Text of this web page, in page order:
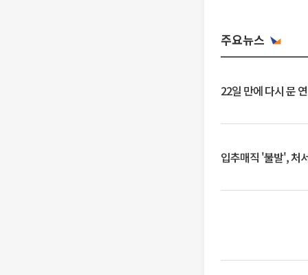
주요뉴스
22일 만에 다시 문
입추매직 '불발', 처